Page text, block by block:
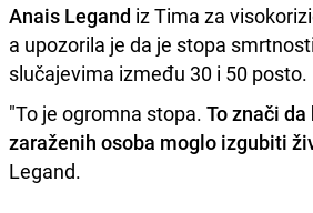
Anais Legand iz Tima za
a upozorila je da je stopa
slučajevima između 30 i 50 posto.
"To je ogromna stopa. To znači
zaraženih osoba moglo izgubiti
Legand.